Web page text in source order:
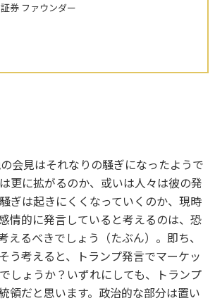
券 ファウンダー
会見はそれなりの騒ぎになったようで
更に拡がるのか、或いは人々は彼の発
ぎは起きにくくなっていくのか、現時
情的に発言していると考えるのは、恐
るべきでしょう（たぶん）。即ち、
う考えると、トランプ発言でマーケッ
しょうか？いずれにしても、トランプ
領だと思います。政治的な部分は置い